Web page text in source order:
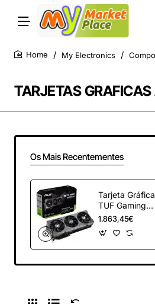
TARJETAS
My Electronics
Os Mais Recentementes
Tarjeta
TUF Gaming
GeForce RTX
SUPER OC/
GDDR6X
1.863,45€